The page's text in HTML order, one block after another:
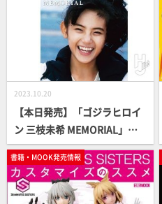
2023.10.20
【本日発売】「ゴジラヒロイ
ン 三枝未希 MEMORIAL」
【小高恵美】
書籍・MOOK発売情報